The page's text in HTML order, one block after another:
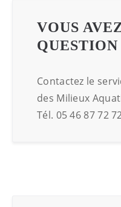
VOUS
QUESTION
Contactez le
des Milieux
Tél. 05 46 87 72